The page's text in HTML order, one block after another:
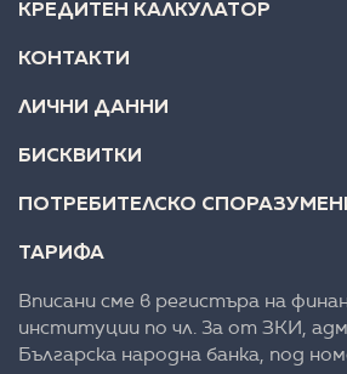
КРЕДИТЕН КАЛКУЛАТОР
КОНТАКТИ
ЛИЧНИ ДАННИ
БИСКВИТКИ
ПОТРЕБИТЕЛСКО
ТАРИФА
Вписани сме в регистъра на
институции по чл. 3а от ЗКИ,
Българска народна банка, под